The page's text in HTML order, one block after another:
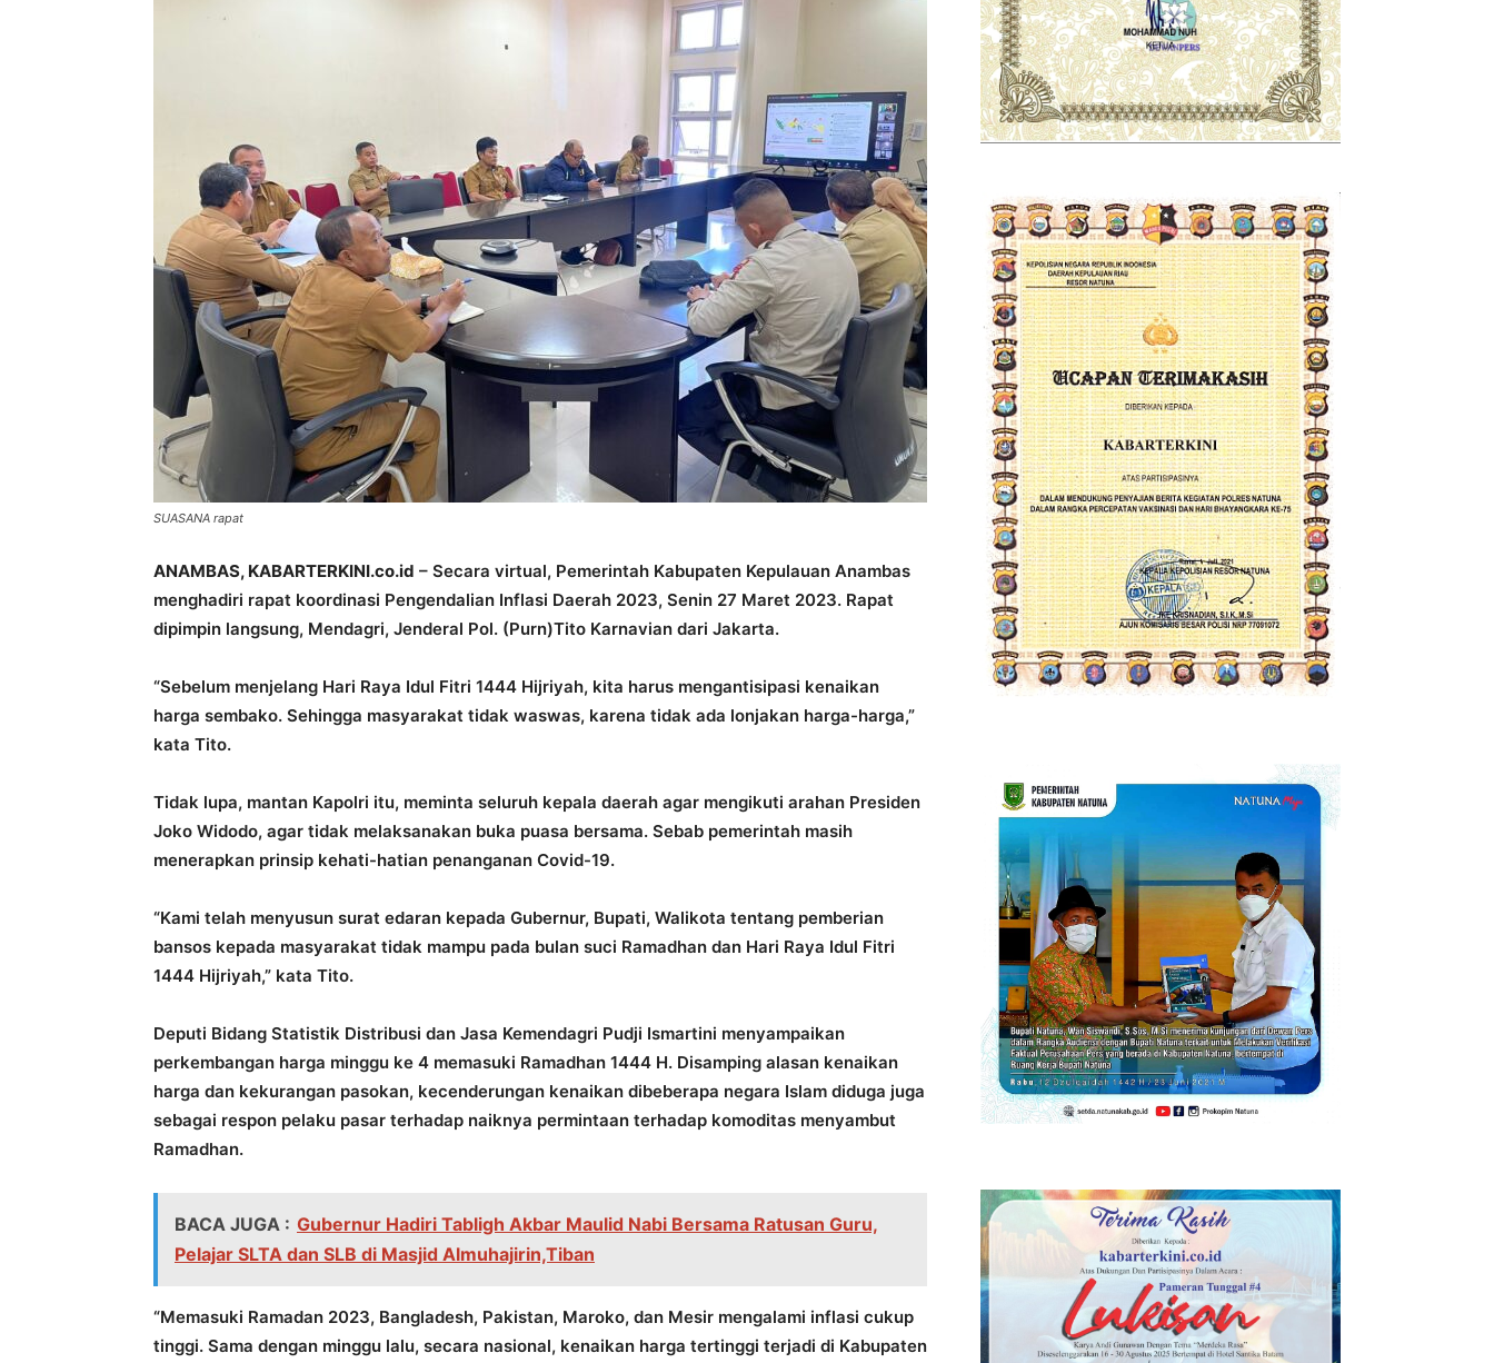
SUASANA rapat
ANAMBAS, KABARTERKINI.co.id – Secara virtual, Pemerintah Kabupaten Kepulauan Anambas
menghadiri rapat koordinasi Pengendalian Inflasi Daerah 2023, Senin 27 Maret 2023. Rapat
dipimpin langsung, Mendagri, Jenderal Pol. (Purn)Tito Karnavian dari Jakarta.
“Sebelum menjelang Hari Raya Idul Fitri 1444 Hijriyah, kita harus mengantisipasi kenaikan
harga sembako. Sehingga masyarakat tidak waswas, karena tidak ada lonjakan harga-harga,”
kata Tito.
Tidak lupa, mantan Kapolri itu, meminta seluruh kepala daerah agar mengikuti arahan Presiden
Joko Widodo, agar tidak melaksanakan buka puasa bersama. Sebab pemerintah masih
menerapkan prinsip kehati-hatian penanganan Covid-19.
“Kami telah menyusun surat edaran kepada Gubernur, Bupati, Walikota tentang pemberian
bansos kepada masyarakat tidak mampu pada bulan suci Ramadhan dan Hari Raya Idul Fitri
1444 Hijriyah,” kata Tito.
Deputi Bidang Statistik Distribusi dan Jasa Kemendagri Pudji Ismartini menyampaikan
perkembangan harga minggu ke 4 memasuki Ramadhan 1444 H. Disamping alasan kenaikan
harga dan kekurangan pasokan, kecenderungan kenaikan dibeberapa negara Islam diduga juga
sebagai respon pelaku pasar terhadap naiknya permintaan terhadap komoditas menyambut
Ramadhan.
BACA JUGA : Gubernur Hadiri Tabligh Akbar Maulid Nabi Bersama Ratusan Guru,
Pelajar SLTA dan SLB di Masjid Almuhajirin,Tiban
“Memasuki Ramadan 2023, Bangladesh, Pakistan, Maroko, dan Mesir mengalami inflasi cukup
tinggi. Sama dengan minggu lalu, secara nasional, kenaikan harga tertinggi terjadi di Kabupaten